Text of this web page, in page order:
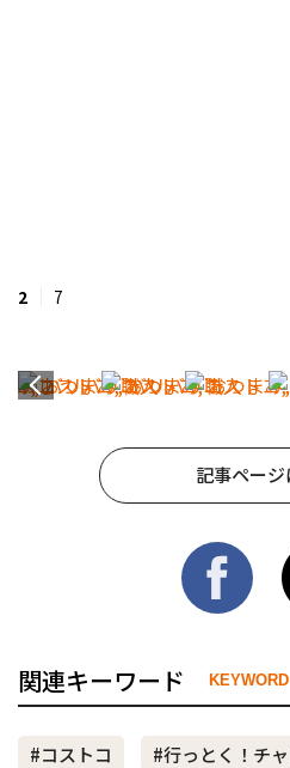
2 7
記事ページ
関連キーワード KEYWORD
#コストコ #行っとく！チ